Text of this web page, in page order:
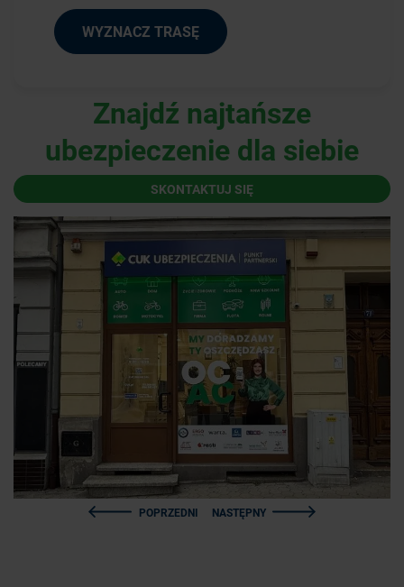
WYZNACZ TRASĘ
Znajdź najtańsze
ubezpieczenie dla siebie
SKONTAKTUJ SIĘ
POPRZEDNI NASTĘPNY